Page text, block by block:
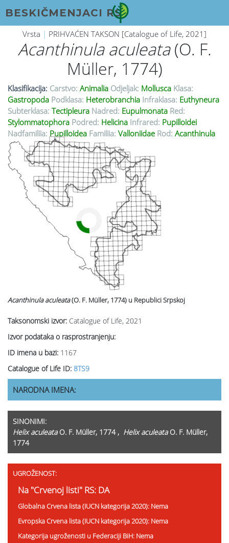
BESKIČMENJACI RS
Vrsta | PRIHVAĆEN TAKSON [Catalogue of Life, 2021]
Acanthinula aculeata(O. F.
Müller, 1774)
Klasifikacija: Carstvo: Animalia Odjeljak: Mollusca Klasa:
Gastropoda Podklasa: Heterobranchia Infraklasa: Euthyneura
Subterklasa: Tectipleura Nadred: Eupulmonata Red:
Stylommatophora Podred: Helicina Infrared: Pupilloidei
Nadfamilija: Pupilloidea Familija: Valloniidae Rod: Acanthinula
Taksonomski izvor: Catalogue of Life, 2021
Izvor podataka o rasprostranjenju:
ID imena u bazi: 1167
Catalogue of Life ID: 8TS9
Acanthinula aculeata(O. F. Müller, 1774) u Republici Srpskoj
NARODNA IMENA:
SINONIMI:
Helix aculeata O. F. Müller, 1774 , Helix aculeata O. F. Müller,
1774
UGROŽENOST:
Na "Crvenoj listi" RS: DA
Globalna Crvena lista (IUCN kategorija 2020): Nema
Evropska Crvena lista (IUCN kategorija 2020): Nema
Kategorija ugroženosti u Federaciji BiH: Nema